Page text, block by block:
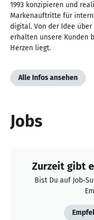
1993 konzipieren und
Markenauftritte für
digital. Von der Idee
erhalten unsere Kunden
Herzen liegt.
Alle Infos ansehen
Jobs
Zurzeit gibt
Bist Du auf Job-